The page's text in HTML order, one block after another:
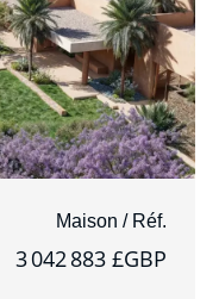
Maison / Réf.
3 042 883 £GBP